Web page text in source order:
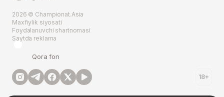
2026 © Championat.Asia
Maxfiylik siyosati
Foydalanuvchi shartnomasi
Saytda reklama
Qora fon
18+